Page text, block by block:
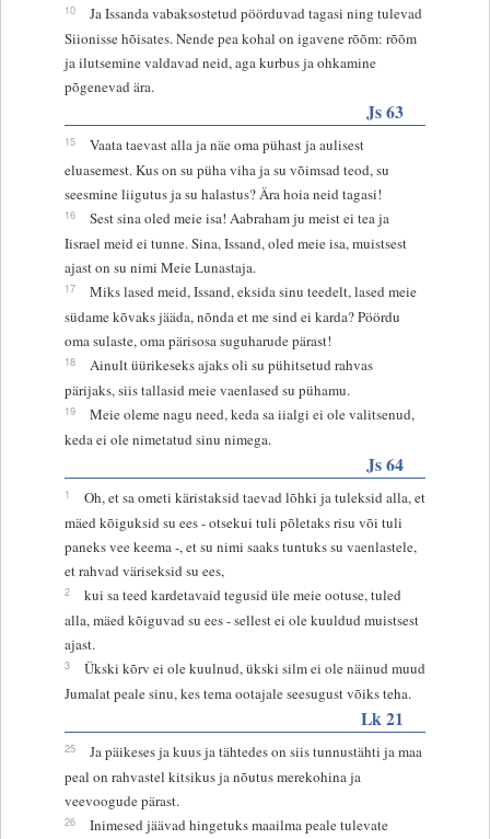
10
Ja Issanda vabaksostetud pöörduvad tagasi ning tulevad
Siionisse hõisates. Nende pea kohal on igavene rõõm: rõõm
ja ilutsemine valdavad neid, aga kurbus ja ohkamine
põgenevad ära.
Js 63
15
Vaata taevast alla ja näe oma pühast ja aulisest
eluasemest. Kus on su püha viha ja su võimsad teod, su
seesmine liigutus ja su halastus? Ära hoia neid tagasi!
16
Sest sina oled meie isa! Aabraham ju meist ei tea ja
Iisrael meid ei tunne. Sina, Issand, oled meie isa, muistsest
ajast on su nimi Meie Lunastaja.
17
Miks lased meid, Issand, eksida sinu teedelt, lased meie
südame kõvaks jääda, nõnda et me sind ei karda? Pöördu
oma sulaste, oma pärisosa suguharude pärast!
18
Ainult üürikeseks ajaks oli su pühitsetud rahvas
pärijaks, siis tallasid meie vaenlased su pühamu.
19
Meie oleme nagu need, keda sa iialgi ei ole valitsenud,
keda ei ole nimetatud sinu nimega.
Js 64
1
Oh, et sa ometi käristaksid taevad lõhki ja tuleksid alla, et
mäed kõiguksid su ees - otsekui tuli põletaks risu või tuli
paneks vee keema -, et su nimi saaks tuntuks su vaenlastele,
et rahvad väriseksid su ees,
2
kui sa teed kardetavaid tegusid üle meie ootuse, tuled
alla, mäed kõiguvad su ees - sellest ei ole kuuldud muistsest
ajast.
3
Ükski kõrv ei ole kuulnud, ükski silm ei ole näinud muud
Jumalat peale sinu, kes tema ootajale seesugust võiks teha.
Lk 21
25
Ja päikeses ja kuus ja tähtedes on siis tunnustähti ja maa
peal on rahvastel kitsikus ja nõutus merekohina ja
veevoogude pärast.
26 Inimesed jäävad hingetuks maailma peale tulevate